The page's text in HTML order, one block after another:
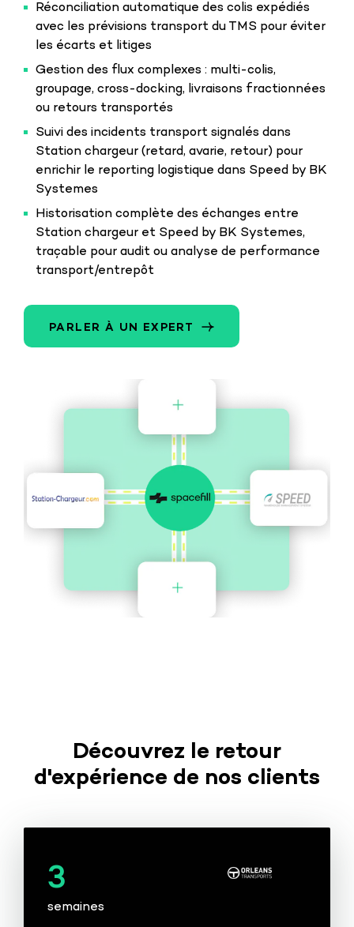
Réconciliation automatique des colis expédiés
avec les prévisions transport du TMS pour éviter
les écarts et litiges
Gestion des flux complexes : multi-colis,
groupage, cross-docking, livraisons fractionnées
ou retours transportés
Suivi des incidents transport signalés dans
Station chargeur (retard, avarie, retour) pour
enrichir le reporting logistique dans Speed by BK
Systemes
Historisation complète des échanges entre
Station chargeur et Speed by BK Systemes,
traçable pour audit ou analyse de performance
transport/entrepôt
PARLER À UN EXPERT
Découvrez le retour
d'expérience de nos clients
3
semaines